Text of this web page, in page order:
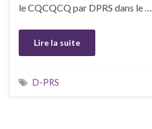
le CQCQCQ par DPRS dans le …
Lire la suite
D-PRS